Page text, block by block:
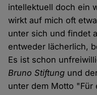
intellektuell doch ein
wirkt auf mich oft
unter sich und findet
entweder lächerlich,
Es ist schon
Bruno Stiftung und
unter dem Motto "Für